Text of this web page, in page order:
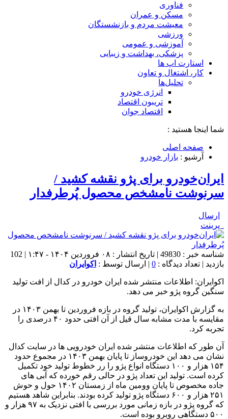
فناوری
مسکن و عمران
معیشت مردم و بازنشستگان
ورزشی
آموزشی و عمومی
پزشکی، بهداشت و زیبایی
استارت اپ ها
کار، اشتغال و تعاون
تحلیل‌ها
انرژی خودرو
تریبون اقتصاد
اقتصاد جوان
شما اینجا هستید :
صفحه اصلی
آرشیو : بازار خودرو
ایران‌خودرو برای پژو نقشه کشید /
سرنوشت نامشخص محصول پُرطرفدار
ارسال
پرینت
شناسه خبر : 49830 | تاریخ انتشار : ۰۸ فروردین ۱۴۰۴ - ۱:۴۷ | 102
بازدید | تعداد دیدگاه : 0 | ارسال توسط : اکوایران
اکوایران: اطلاعات منتشر شده ایران خودرو در کدال از افت تولید
سنگین گروه پژو خبر می دهد.
به گزارش اکوایران، تولید گروه در بازه فروردین تا بهمن ۱۴۰۳ در
مقایسه با مدت مشابه سال قیل از آن افتی حدود ۴۰ درصدی را
تجربه کرد.
آن طور که اطلاعات منتشر شده ایران خودرویی ها در سایت کدال
نشان می دهد این خودروساز تا پایان بهمن ۱۴۰۳ در مجموع حدود
۱۵۴ هزار و ۱۰۰ دستگاه انواع پژو را رر خطوط تولید خود تکمیل
کرده است. تولید این تعداد پژو در حالی رقم خورده که آبی های
جاده مخصوص تا پایان وومین ماه از زمستان ۱۴۰۲ حول و حوش
۲۵۱ هزار و ۶۰۰ دستگاه پژو تولید کرده بودند. بنابراین شاهد هستیم
که گروه پژو در بازه زمانی مورد بررسی با افتی نزدیک به ۹۷ هزار و
۵۰۰ دستگاهی روبرو بوده است.